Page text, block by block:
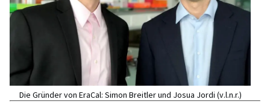
Die Gründer von EraCal: Simon Breitler und Josua Jordi (v.l.n.r.)